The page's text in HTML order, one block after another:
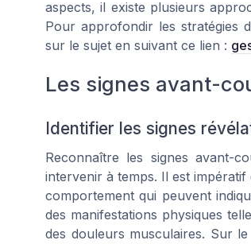
aspects, il existe plusieurs
Pour approfondir les stratégies
sur le sujet en suivant ce lien :
Les signes avant-
Identifier les signes
Reconnaître les signes avant-
intervenir à temps. Il est
comportement qui peuvent
des manifestations physiques
des douleurs musculaires. Sur